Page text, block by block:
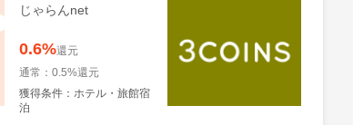
じゃらんnet
0.6%還元
通常：0.5%還元
獲得条件：ホテル・旅館宿
泊
ONLINE STORE（パル
クローゼットオンライ
1%還元